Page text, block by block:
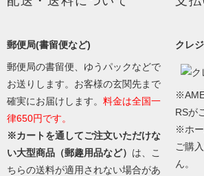
郵便局(書留便など)
郵便局の書留便、ゆうパックなどで
お送りします。お客様の玄関先まで
確実にお届けします。 料金は全国一
律650円です。
※カートを通してご注文いただけな
い大型商品（郵趣用品など） は、こ
ちらの送料が適用されない場合があ
クレ
RSが
※ホー
ご購
ん。